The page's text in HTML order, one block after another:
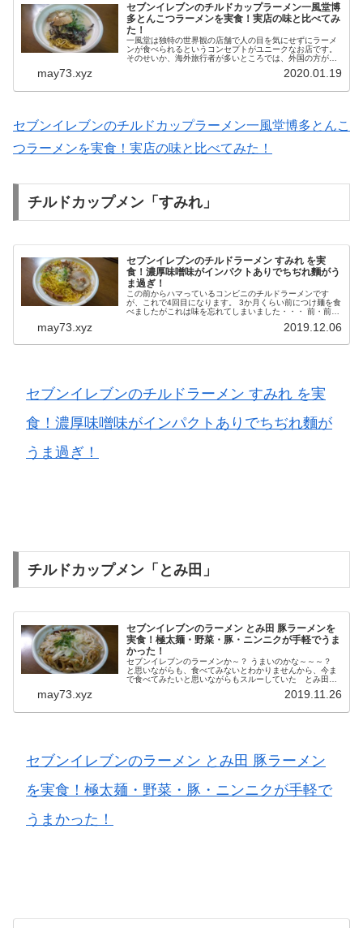
セブンイレブンのチルドカップラーメン一風堂博
多とんこつラーメンを実食！実店の味と比べてみ
た！
一風堂は独特の世界観の店舗で人の目を気にせずにラーメ
ンが食べられるというコンセプトがユニークなお店です。
そのせいか、海外旅行者が多いところでは、外国の方が行
may73.xyz 2020.01.19
セブンイレブンのチルドカップラーメン一風堂博多とんこ
つラーメンを実食！実店の味と比べてみた！
チルドカップメン「すみれ」
セブンイレブンのチルドラーメン すみれ を実
食！濃厚味噌味がインパクトありでちぢれ麵がう
ま過ぎ！
この前からハマっているコンビニのチルドラーメンです
が、これで4回目になります。 3か月くらい前につけ麺を食
べましたがこれは味を忘れてしまいました・・・ 前・前々
may73.xyz 2019.12.06
セブンイレブンのチルドラーメン すみれ を実
食！濃厚味噌味がインパクトありでちぢれ麵が
うま過ぎ！
チルドカップメン「とみ田」
セブンイレブンのラーメン とみ田 豚ラーメンを
実食！極太麺・野菜・豚・ニンニクが手軽でうま
かった！
セブンイレブンのラーメンか～？ うまいのかな～～～？
と思いながらも、食べてみないとわかりませんから、今ま
で食べてみたいと思いながらもスルーしていた とみ田
may73.xyz 2019.11.26
セブンイレブンのラーメン とみ田 豚ラーメン
を実食！極太麺・野菜・豚・ニンニクが手軽で
うまかった！